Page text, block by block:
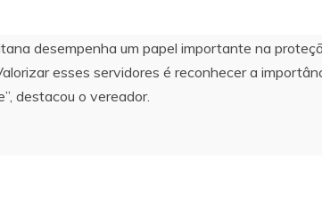
desempenha um papel importante na
esses servidores é reconhecer a
destacou o vereador.